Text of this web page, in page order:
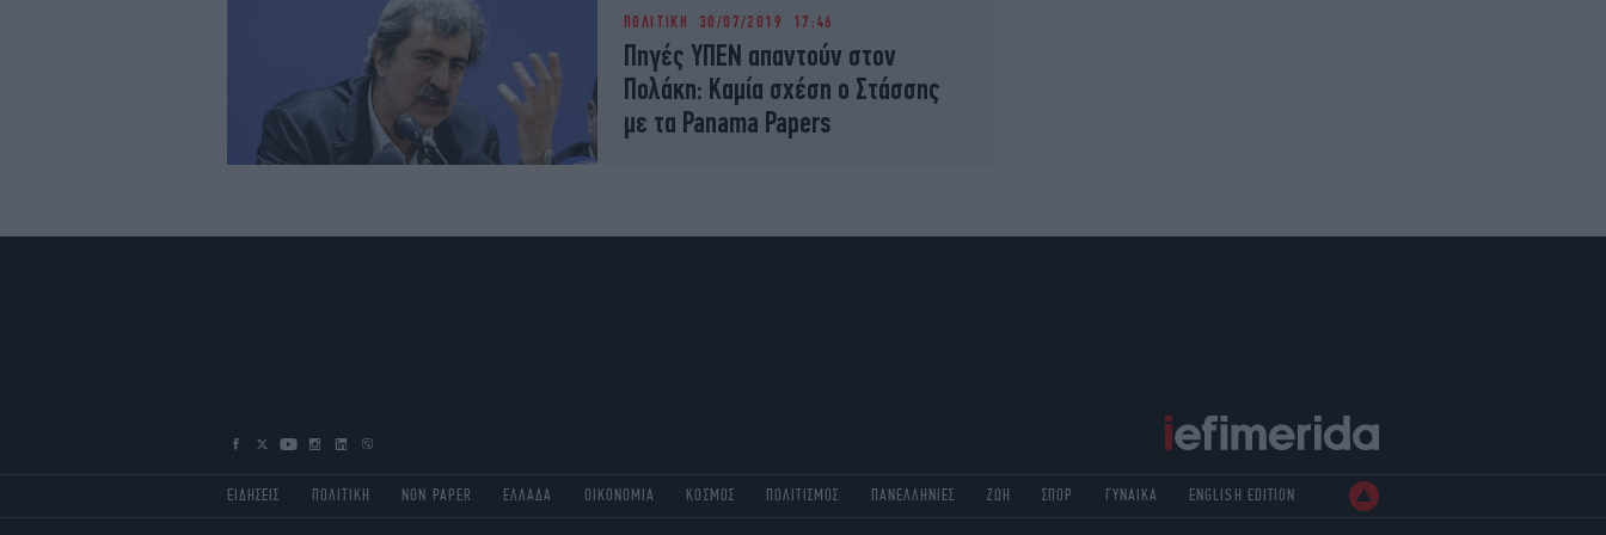
ΠΟΛΙΤΙΚΗ 30/07/2019 17:46
Πηγές ΥΠΕΝ απαντούν στον
Πολάκη: Καμία σχέση ο Στάσσης
με τα Panama Papers
ΕΙΔΗΣΕΙΣ ΠΟΛΙΤΙΚΗ NON PAPER ΕΛΛΑΔΑ ΟΙΚΟΝΟΜΙΑ ΚΟΣΜΟΣ ΠΟΛΙΤΙΣΜΟΣ ΠΑΝΕΛΛΗΝΙΕΣ ΖΩΗ ΣΠΟΡ ΓΥΝΑΙΚΑ ENGLISH EDITION